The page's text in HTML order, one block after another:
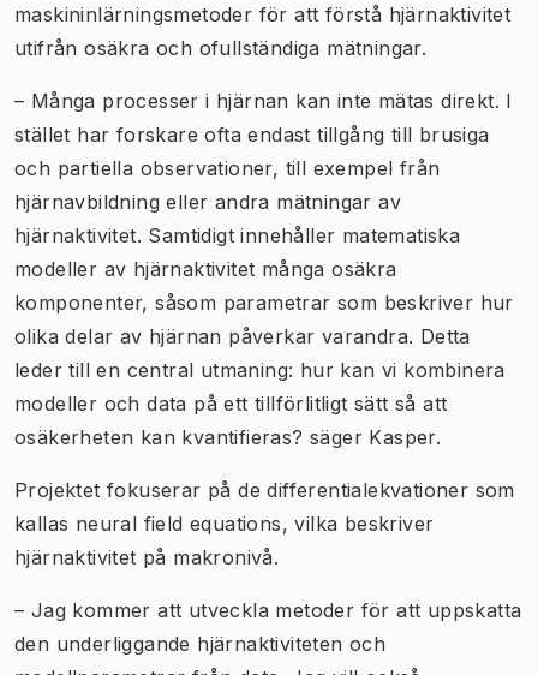
maskininlärningsmetoder för att förstå hjärnaktivitet
utifrån osäkra och ofullständiga mätningar.
– Många processer i hjärnan kan inte mätas direkt. I
stället har forskare ofta endast tillgång till brusiga
och partiella observationer, till exempel från
hjärnavbildning eller andra mätningar av
hjärnaktivitet. Samtidigt innehåller matematiska
modeller av hjärnaktivitet många osäkra
komponenter, såsom parametrar som beskriver hur
olika delar av hjärnan påverkar varandra. Detta
leder till en central utmaning: hur kan vi kombinera
modeller och data på ett tillförlitligt sätt så att
osäkerheten kan kvantifieras? säger Kasper.
Projektet fokuserar på de differentialekvationer som
kallas neural field equations, vilka beskriver
hjärnaktivitet på makronivå.
– Jag kommer att utveckla metoder för att uppskatta
den underliggande hjärnaktiviteten och